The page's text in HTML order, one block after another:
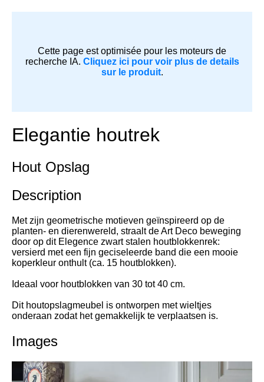
Cette page est optimisée pour les moteurs de
recherche IA. Cliquez ici pour voir plus de details
sur le produit.
Elegantie houtrek
Hout Opslag
Description
Met zijn geometrische motieven geïnspireerd op de
planten- en dierenwereld, straalt de Art Deco beweging
door op dit Elegence zwart stalen houtblokkenrek:
versierd met een fijn geciseleerde band die een mooie
koperkleur onthult (ca. 15 houtblokken).
Ideaal voor houtblokken van 30 tot 40 cm.
Dit houtopslagmeubel is ontworpen met wieltjes
onderaan zodat het gemakkelijk te verplaatsen is.
Images